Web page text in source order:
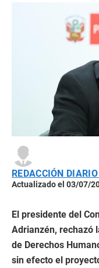
REDACCIÓN
Actualizado el 03/07/
El presidente del
Adrianzén, rechazó
de Derechos
sin efecto el